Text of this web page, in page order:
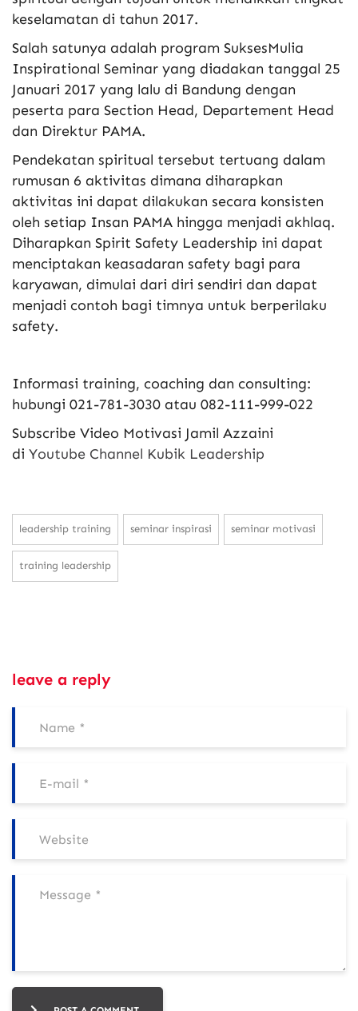
keselamatan di tahun 2017.
Salah satunya adalah program SuksesMulia
Inspirational Seminar yang diadakan tanggal 25
Januari 2017 yang lalu di Bandung dengan
peserta para Section Head, Departement Head
dan Direktur PAMA.
Pendekatan spiritual tersebut tertuang dalam
rumusan 6 aktivitas dimana diharapkan
aktivitas ini dapat dilakukan secara konsisten
oleh setiap Insan PAMA hingga menjadi akhlaq.
Diharapkan Spirit Safety Leadership ini dapat
menciptakan keasadaran safety bagi para
karyawan, dimulai dari diri sendiri dan dapat
menjadi contoh bagi timnya untuk berperilaku
safety.
Informasi training, coaching dan consulting:
hubungi 021-781-3030 atau 082-111-999-022
Subscribe Video Motivasi Jamil Azzaini
di Youtube Channel Kubik Leadership
leadership training seminar inspirasi seminar motivasi
training leadership
leave a reply